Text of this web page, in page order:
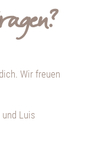
Wir freuen
Luis